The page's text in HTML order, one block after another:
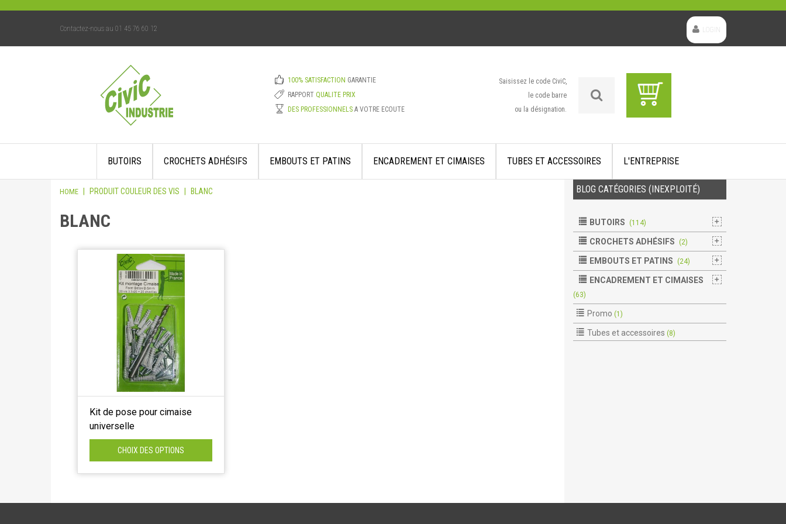
Contactez-nous au 01 45 76 60 12
100% SATISFACTION GARANTIE
RAPPORT QUALITE PRIX
DES PROFESSIONNELSA VOTRE ECOUTE
Saisissez le code CiviC,
le code barre
ou la désignation.
content
BUTOIRS CROCHETS ADHÉSIFS EMBOUTS ET PATINS ENCADREMENT ET CIMAISES TUBES ET ACCESSOIRES L'ENTREPRISE
HOME PRODUIT COULEUR DES VIS BLANC
BLANC
Kit de pose pour cimaise
universelle
CHOIX DES OPTIONS
BLOG CATÉGORIES (INEXPLOITÉ)
BUTOIRS (114)
CROCHETS ADHÉSIFS (2)
EMBOUTS ET PATINS (24)
ENCADREMENT ET CIMAISES
(63)
Promo (1)
Tubes et accessoires (8)